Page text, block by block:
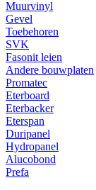
Muurvinyl
Gevel
Toebehoren
SVK
Fasonit leien
Andere bouwplaten
Promatec
Eterboard
Eterbacker
Eterspan
Duripanel
Hydropanel
Alucobond
Prefa